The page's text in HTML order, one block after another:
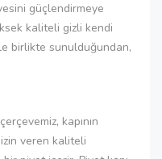
güçlendirmeye
kaliteli gizli kendi
birlikte sunulduğundan,
kapının
izin veren kaliteli